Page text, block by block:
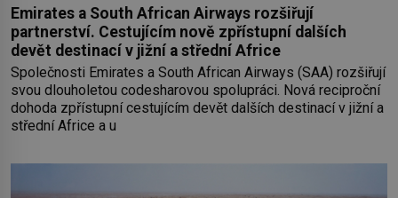
Emirates a South African Airways rozšiřují
partnerství. Cestujícím nově zpřístupní dalších
devět destinací v jižní a střední Africe
Společnosti Emirates a South African Airways (SAA) rozšiřují
svou dlouholetou codesharovou spolupráci. Nová reciproční
dohoda zpřístupní cestujícím devět dalších destinací v jižní a
střední Africe a u